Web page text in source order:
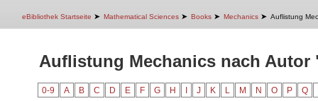
eBibliothek Startseite ➤ Mathematical Sciences ➤ Books ➤ Mechanics ➤ Auflistung
Auflistung Mechanics nach Autor
0-9 A B C D E F G H J K L M N O P Q